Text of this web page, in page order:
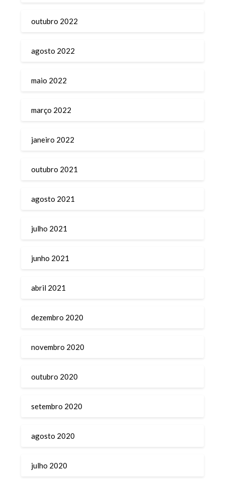
outubro 2022
agosto 2022
maio 2022
março 2022
janeiro 2022
outubro 2021
agosto 2021
julho 2021
junho 2021
abril 2021
dezembro 2020
novembro 2020
outubro 2020
setembro 2020
agosto 2020
julho 2020